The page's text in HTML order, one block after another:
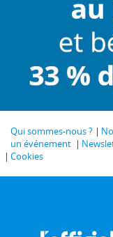
Qui sommes-nous ?
un événement
Cookies